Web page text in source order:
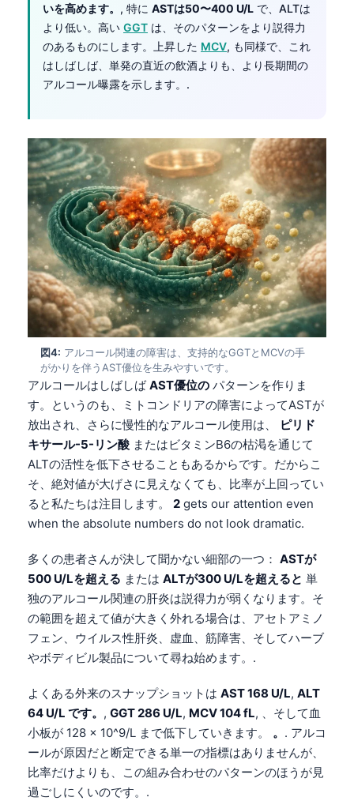
いを高めます。 , 特に ASTは50〜400 U/L で、ALTは
より低い。高い GGT は、そのパターンをより説得力
のあるものにします。上昇した MCV, も同様で、これ
はしばしば、単発の直近の飲酒よりも、より長期間の
アルコール曝露を示します。.
図4: アルコール関連の障害は、支持的なGGTとMCVの手
がかりを伴うAST優位を生みやすいです。
アルコールはしばしばAST優位の パターンを作りま
す。というのも、ミトコンドリアの障害によってASTが
放出され、さらに慢性的なアルコール使用は、
ピリド
キサール-5-リン酸 またはビタミンB6の枯渇を通じて
ALTの活性を低下させることもあるからです。だからこ
そ、絶対値が大げさに見えなくても、比率が上回ってい
ると私たちは注目します。 2 gets our attention even
when the absolute numbers do not look dramatic.
多くの患者さんが決して聞かない細部の一つ： ASTが
500 U/Lを超える または ALTが300 U/Lを超えると 単
独のアルコール関連の肝炎は説得力が弱くなります。そ
の範囲を超えて値が大きく外れる場合は、アセトアミノ
フェン、ウイルス性肝炎、虚血、筋障害、そしてハーブ
やボディビル製品について尋ね始めます。.
よくある外来のスナップショットは AST 168 U/L, ALT
64 U/L です。 , GGT 286 U/L, MCV 104 fL, 、そして血
小板が 128 × 10^9/L まで低下していきます。 。 . アルコ
ールが原因だと断定できる単一の指標はありませんが、
比率だけよりも、この組み合わせのパターンのほうが見
過ごしにくいのです。.